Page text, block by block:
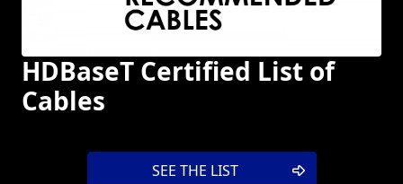
HDBaseT Certified List of
Cables
SEE THE LIST